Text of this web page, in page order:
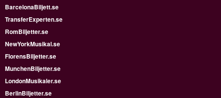
BarcelonaBiljett.se
TransferExperten.se
RomBiljetter.se
NewYorkMusikal.se
FlorensBiljetter.se
MunchenBiljetter.se
LondonMusikaler.se
BerlinBiljetter.se